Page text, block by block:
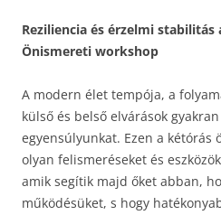
Reziliencia és érzelmi
Önismereti workshop
A modern élet tempója, a
külső és belső elvárások
egyensúlyunkat. Ezen a kétórás
olyan felismeréseket és
amik segítik majd őket abban,
működésüket, s hogy